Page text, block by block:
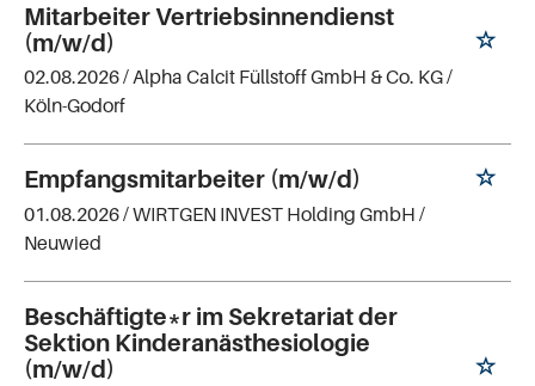
Mitarbeiter Vertriebsinnendienst
(m/w/d)
02.08.2026 / Alpha Calcit Füllstoff GmbH & Co. KG/
Köln-Godorf
Empfangsmitarbeiter (m/w/d)
01.08.2026 /WIRTGEN INVEST Holding GmbH /
Neuwied
Beschäftigte*r im Sekretariat der
Sektion Kinderanästhesiologie
(m/w/d)